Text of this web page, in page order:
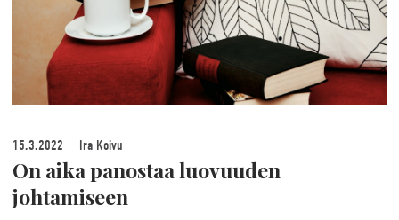
15.3.2022 Ira Koivu
On aika panostaa luovuuden
johtamiseen